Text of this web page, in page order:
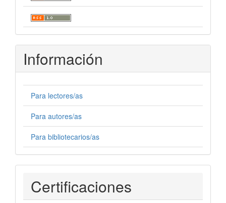
Información
Para lectores/as
Para autores/as
Para bibliotecarios/as
Certificaciones
Certificaciones